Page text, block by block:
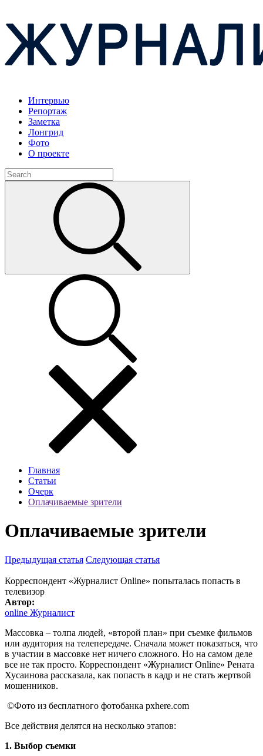
Интервью
Репортаж
Заметка
Лонгрид
Фото
О проекте
Главная
Статьи
Очерк
Оплачиваемые зрители
Оплачиваемые зрители
Предыдущая статья Следующая статья
Корреспондент «Журналист Online» попыталась попасть в
телевизор
Автор:
online Журналист
Массовка – толпа людей, «второй план» при съемке фильмов
или аудитория на телепередаче. Сначала может показаться, что
в участии в массовке нет ничего сложного. Но на самом деле
все не так просто. Корреспондент «Журналист Online» Рената
Хусаинова рассказала, как попасть в кадр и не стать жертвой
мошенников.
©Фото из бесплатного фотобанка pxhere.com
Все действия делятся на несколько этапов:
1. Выбор съемки